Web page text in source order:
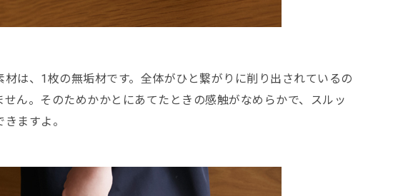
材は、1枚の無垢材です。全体がひと繋がりに削り出されているの
せん。そのためかかとにあてたときの感触がなめらかで、スルッ
ますよ。